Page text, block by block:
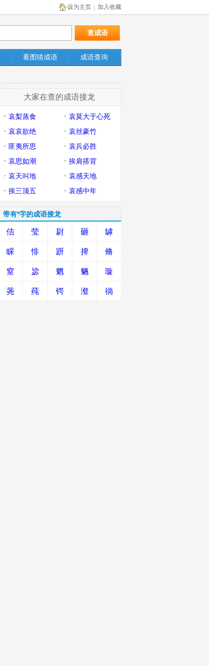
加入收藏
设为主页
看图猜成语 成语查询
大家在查的成语接龙
哀梨蒸食
哀莫大于心死
哀哀欲绝
哀丝豪竹
匪夷所思
哀兵必胜
哀思如潮
挨肩搭背
哀天叫地
哀感天地
挨三顶五
哀感中年
带有*字的成语接龙
佶 莹 尉 砸 罅
睬 悱 趼 捭 脩
窒 毖 魍 魉 璇
荛 莼 锷 瀣 徜